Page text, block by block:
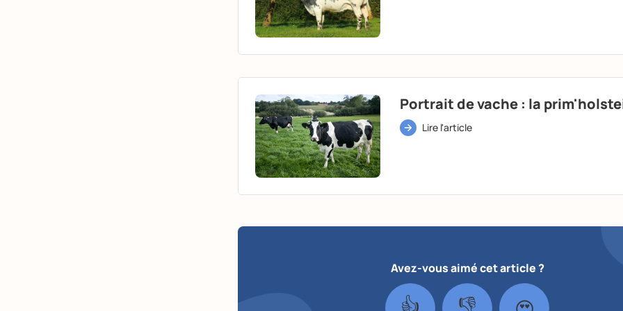
Portrait de vache : la
Lire l'article
Avez-vous aimé cet article ?
👍 👎